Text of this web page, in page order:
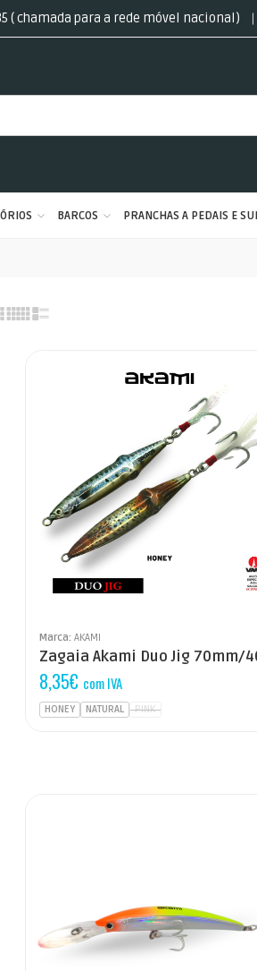
( chamada para a rede móvel nacional)
BARCOS PRANCHAS A PEDAIS E
Marca: AKAMI
Zagaia Akami Duo Jig 70mm/
8,35€ com IVA
HONEY NATURAL PINK